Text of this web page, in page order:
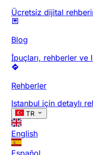
Ücretsiz dijital
Blog
İpuçları, rehberler ve
Rehberler
Istanbul için detaylı
TR
English
Español